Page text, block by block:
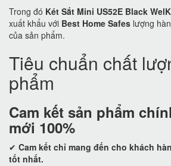
Trong đó Két Sắt Mini US52E Black
xuất khẩu với Best Home Safes lượng
của sản phẩm.
Tiêu chuẩn chất
phẩm
Cam kết sản phẩm
mới 100%
✔ Cam kết chỉ mang đến cho khách
tốt nhất.